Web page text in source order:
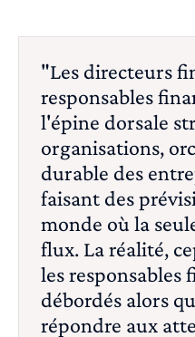
"Les directeurs
responsables
l'épine dorsale
organisations,
durable des
faisant des
monde où la
flux. La réalité,
les responsables
débordés alors
répondre aux